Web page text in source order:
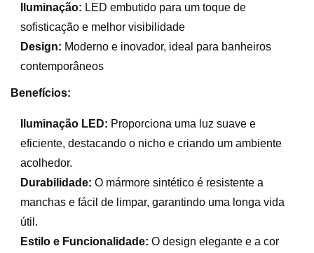
Iluminação: LED embutido para um toque de
sofisticação e melhor visibilidade
Design: Moderno e inovador, ideal para banheiros
contemporâneos
Benefícios:
Iluminação LED: Proporciona uma luz suave e
eficiente, destacando o nicho e criando um ambiente
acolhedor.
Durabilidade: O mármore sintético é resistente a
manchas e fácil de limpar, garantindo uma longa vida
útil.
Estilo e Funcionalidade: O design elegante e a cor